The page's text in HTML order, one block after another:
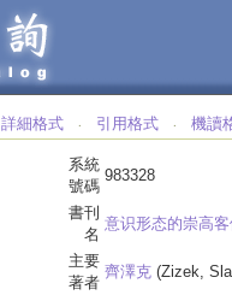
詳細格式 ‧ 引用格式 ‧ 機讀
系統
號碼
983328
書刊
名
意识形态的崇高
主要
著者
齊澤克 (Zizek,